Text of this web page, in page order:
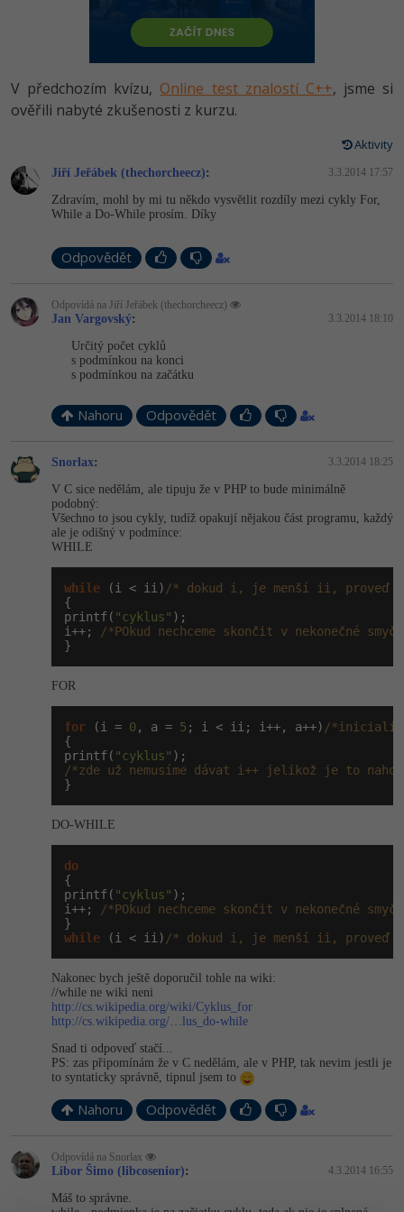
HTML5, CSS3, Bootstrap, SEO
Testování a verzování
React
Spring
Django
Best practices
JavaScript
Python
HTML / CSS
UML a návrhové vzory
MySQL/MariaDB
C# Game developer
Tester
Systémový administrátor
Grafik / UX/UI návrhář
3D grafik
Projektový manažer
SEO specialista
-80%
PHP -80%
-80%
-80%
C -80%
VB.NET
SQL
-41%
Umělá inteligence (AI)
Pro děti
Více
Fórum
Kurzy e-commerce
Datová analýza
Marketing
SEO -30%
Business
-25%
Copywriting -30%
MS Office -80%
Google Dokumenty
Time management
Kurzy designu
-80%
Adobe Illustrator
Adobe XD -15%
Adobe InDesign -25%
Adobe After Effects
Blender
Inkscape
Fotografování -80%
Video
Příběhy absolventů
Kariéra
V předchozím kvízu, Online test znalostí C++, jsme si
ověřili nabyté zkušenosti z kurzu.
Aktivity
Jiří Jeřábek (thechorcheecz): 3.3.2014 17:57
Zdravím, mohl by mi tu někdo vysvětlit rozdíly mezi cykly For,
While a Do-While prosím. Díky
Odpovědět
Odpovídá na Jiří Jeřábek (thechorcheecz)
Jan Vargovský: 3.3.2014 18:10
Určitý počet cyklů
s podmínkou na konci
s podmínkou na začátku
Nahoru Odpovědět
Snorlax: 3.3.2014 18:25
V C sice nedělám, ale tipuju že v PHP to bude minimálně
podobný:
Všechno to jsou cykly, tudíž opakují nějakou část programu, každý
ale je odišný v podmínce:
WHILE
while (i < ii) /* dokud i, je menší ii, proveď
{
printf( "cyklus" );
i++;
/*POkud nechceme skončit v nekonečné
}
FOR
for (i = 0, a = 5 ; i < ii; i++, a++) /
{
printf( "cyklus"
/*zde už nemusíme dávat i++ jelikož je to
}
DO-WHILE
do
{
printf( "cyklus" );
i++;
/*POkud nechceme skončit v nekonečné
while (i < ii) /* dokud i, je menší ii, proveď
Nakonec bych ještě doporučil tohle na wiki:
//while ne wiki neni
http://cs.wikipedia.org/wiki/Cyklus_for
http://cs.wikipedia.org/…lus_do-while
Snad ti odpoveď stačí...
PS: zas připomínám že v C nedělám, ale v PHP, tak nevim jestli je
to syntaticky správně, tipnul jsem to
Nahoru Odpovědět
Odpovídá na Snorlax
Libor Šimo (libcosenior): 4.3.2014 16:55
Máš to správne.